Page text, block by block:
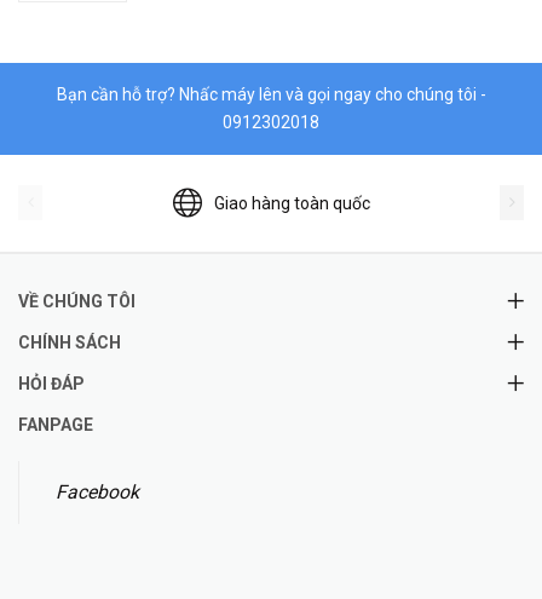
Bạn cần hỗ trợ? Nhấc máy lên và gọi ngay cho chúng tôi -
0912302018
Giao hàng toàn quốc
VỀ CHÚNG TÔI
CHÍNH SÁCH
HỎI ĐÁP
FANPAGE
Facebook